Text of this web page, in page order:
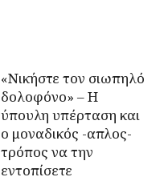
«Νικήστε τον σιωπηλό
δολοφόνο» – Η
ύπουλη υπέρταση και
ο μοναδικός -απλος-
τρόπος να την
εντοπίσετε